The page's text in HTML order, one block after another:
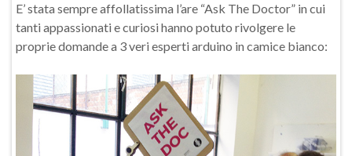
E’ stata sempre affollatissima l’are “Ask The Doctor” in cui
tanti appassionati e curiosi hanno potuto rivolgere le
proprie domande a 3 veri esperti arduino in camice bianco: